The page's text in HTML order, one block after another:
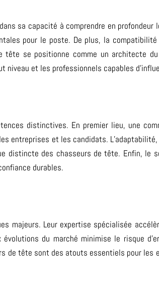
sa capacité à comprendre en
pour le poste. De plus, la
tête se positionne comme un architecte
et les professionnels capables
distinctives. En premier lieu, une
entreprises et les candidats.
des chasseurs de tête. Enfin, le
durables.
majeurs. Leur expertise spécialisée
du marché minimise le risque
de tête sont des atouts essentiels pour